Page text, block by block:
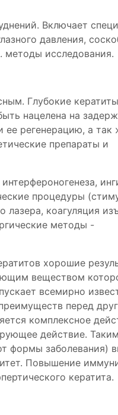
Включает
давления,
методы исследования.
Глубокие
нацелена на
ее регенерацию, а так
препараты и
процедуры
коагуляция
методы -
хорошие
веществом
всемирно
перед
комплексное
действие.
формы заболевания)
Повышение
кератита.